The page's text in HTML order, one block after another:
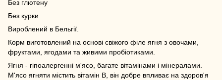
Без глютену
Без курки
Вироблений в Бельгії.
Корм виготовлений на основі свіжого філе ягня з овочами,
фруктами, ягодами та живими пробіотиками.
Ягня - гіпоалергенні м'ясо, багате вітамінами і мінералами.
М'ясо ягняти містить вітамін В, він добре впливає на здоров'я